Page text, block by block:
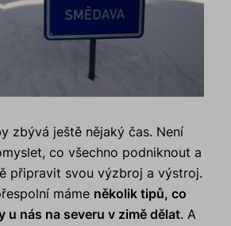
zbývá ještě nějaký čas. Není
co všechno podniknout a
připravit svou výzbroj a výstroj.
máme několik tipů, co
u nás na severu v zimě dělat. A